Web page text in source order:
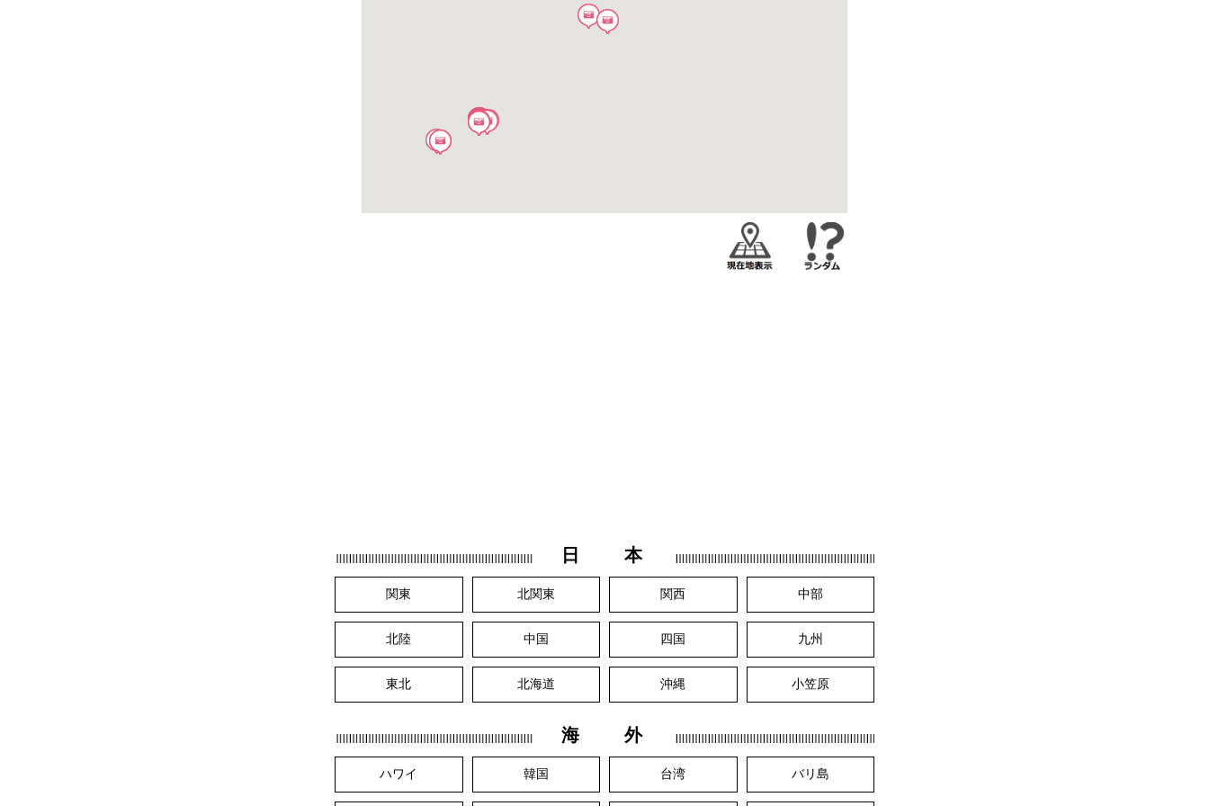
日 本
関東 北関東 関西 中部
北陸 中国 四国 九州
東北 北海道 沖縄 小笠原
海 外
ハワイ 韓国 台湾 バリ島